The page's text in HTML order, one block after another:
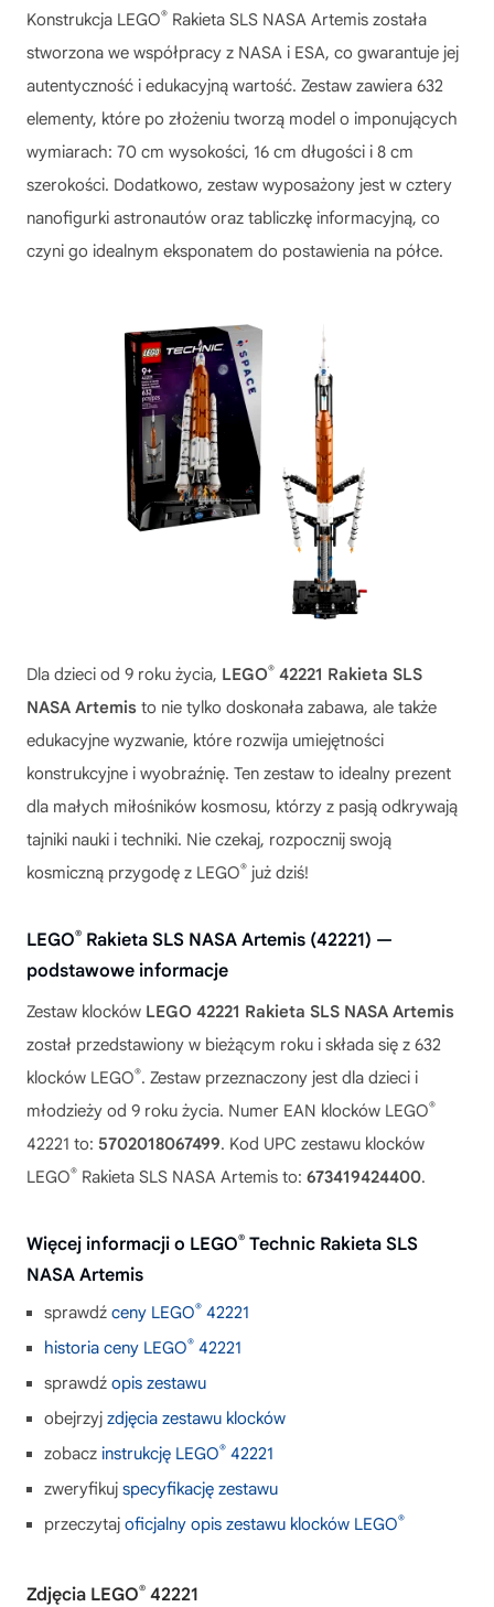
Konstrukcja LEGO® Rakieta SLS NASA Artemis została
stworzona we współpracy z NASA i ESA, co gwarantuje jej
autentyczność i edukacyjną wartość. Zestaw zawiera 632
elementy, które po złożeniu tworzą model o imponujących
wymiarach: 70 cm wysokości, 16 cm długości i 8 cm
szerokości. Dodatkowo, zestaw wyposażony jest w cztery
nanofigurki astronautów oraz tabliczkę informacyjną, co
czyni go idealnym eksponatem do postawienia na półce.
Dla dzieci od 9 roku życia, LEGO® 42221 Rakieta SLS
NASA Artemis to nie tylko doskonała zabawa, ale także
edukacyjne wyzwanie, które rozwija umiejętności
konstrukcyjne i wyobraźnię. Ten zestaw to idealny prezent
dla małych miłośników kosmosu, którzy z pasją odkrywają
tajniki nauki i techniki. Nie czekaj, rozpocznij swoją
kosmiczną przygodę z LEGO® już dziś!
LEGO® Rakieta SLS NASA Artemis (42221) —
podstawowe informacje
Zestaw klocków LEGO 42221 Rakieta SLS NASA Artemis
został przedstawiony w bieżącym roku i składa się z 632
klocków LEGO®. Zestaw przeznaczony jest dla dzieci i
młodzieży od 9 roku życia. Numer EAN klocków LEGO®
42221 to: 5702018067499. Kod UPC zestawu klocków
LEGO® Rakieta SLS NASA Artemis to: 673419424400.
Więcej informacji o LEGO® Technic Rakieta SLS
NASA Artemis
sprawdź ceny LEGO® 42221
historia ceny LEGO® 42221
sprawdź opis zestawu
obejrzyj zdjęcia zestawu klocków
zobacz instrukcję LEGO® 42221
zweryfikuj specyfikację zestawu
przeczytaj oficjalny opis zestawu klocków LEGO®
Zdjęcia LEGO® 42221